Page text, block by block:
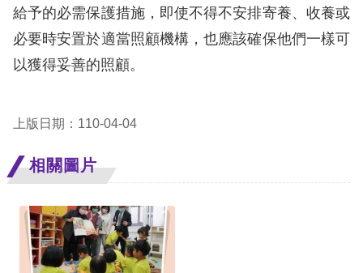
人
權
業
務
心
人
權
約
陳
給予的必需保護措施，即使不得不安排寄養、收養或
必要時安置於適當照顧機構，也應該確保他們一樣可
以獲得妥善的照顧。
上版日期：110-04-04
相關圖片